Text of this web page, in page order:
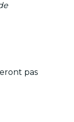
pas